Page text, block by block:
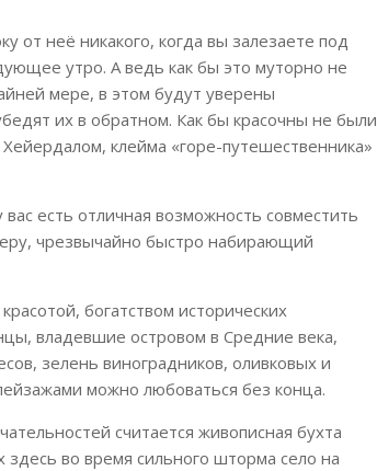
от неё никакого, когда вы залезаете под
утро. А ведь как бы это муторно не
мере, в этом будут уверены
их в обратном. Как бы красочны не были
клейма «горе-путешественника»
есть отличная возможность совместить
чрезвычайно быстро набирающий
богатством исторических
владевшие островом в Средние века,
зелень виноградников, оливковых и
можно любоваться без конца.
считается живописная бухта
здесь во время сильного шторма село на